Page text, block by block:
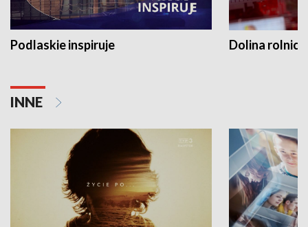
Podlaskie inspiruje Dolina
INNE